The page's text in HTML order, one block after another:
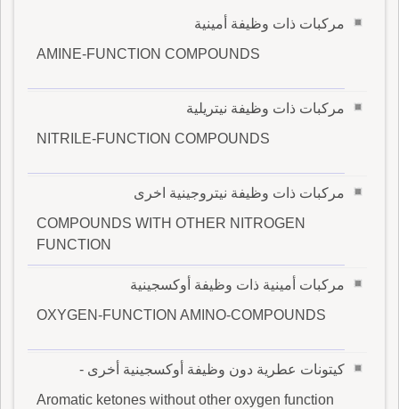
مركبات ذات وظيفة أمينية
AMINE-FUNCTION COMPOUNDS
مركبات ذات وظيفة نيتريلية
NITRILE-FUNCTION COMPOUNDS
مركبات ذات وظيفة نيتروجينية اخرى
COMPOUNDS WITH OTHER NITROGEN
FUNCTION
مركبات أمينية ذات وظيفة أوكسجينية
OXYGEN-FUNCTION AMINO-COMPOUNDS
كيتونات عطرية دون وظيفة أوكسجينية أخرى -
Aromatic ketones without other oxygen function